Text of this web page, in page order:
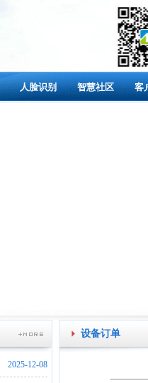
人脸识别 智慧社区 客
2025-12-08
设备订单